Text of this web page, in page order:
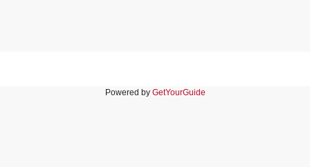
Powered by GetYourGuide